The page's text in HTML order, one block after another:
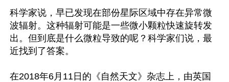
科学家说，早已发现在部份星际区域中存在异常微
波辐射。这种辐射可能是一些微小颗粒快速旋转发
出。但到底是什么微粒导致的呢？科学家们说，最
近找到了答案。
在2018年6月11日的《自然天文》杂志上，由英国